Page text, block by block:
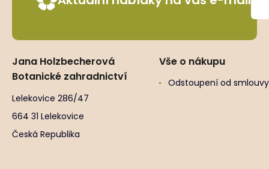
Jana Holzbecherová
Botanické zahradnictví
Lelekovice 286/47
664 31 Lelekovice
Česká Republika
Vše o nákupu
Odstoupení od smlouvy